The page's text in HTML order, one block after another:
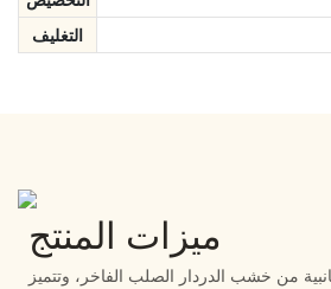
التغليف
ميزات المنتج
من خشب الدردار الصلب الفاخر، وتتميز